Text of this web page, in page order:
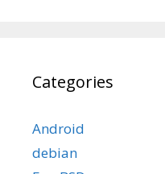
Categories
Android
debian